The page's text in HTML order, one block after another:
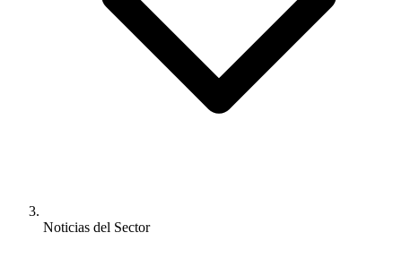
Noticias del Sector